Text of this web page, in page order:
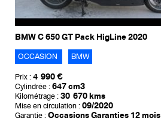
BMW C 650 GT Pack HigLine 2020
OCCASION BMW
Prix : 4 990 €
Cylindrée : 647 cm3
Kilométrage : 30 670 kms
Mise en circulation : 09/2020
Garantie : Occasions Garanties 12 mois